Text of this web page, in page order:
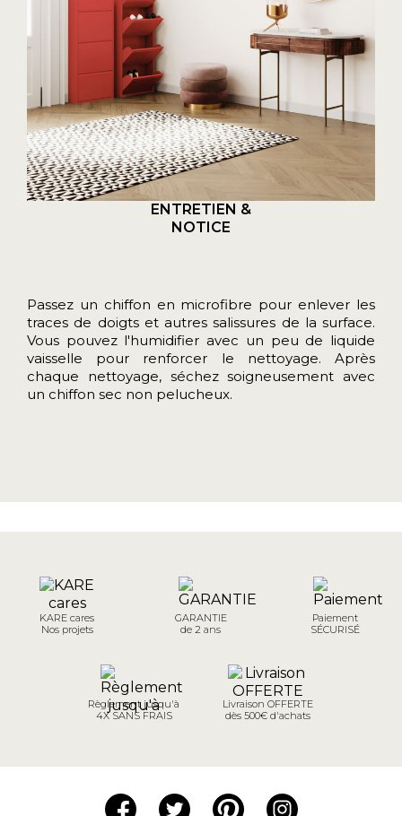
ENTRETIEN &
NOTICE
Passez un chiffon en microfibre pour enlever les
traces de doigts et autres salissures de la surface.
Vous pouvez l'humidifier avec un peu de liquide
vaisselle pour renforcer le nettoyage. Après
chaque nettoyage, séchez soigneusement avec
un chiffon sec non pelucheux.
KARE cares
Nos projets
GARANTIE
de 2 ans
Paiement
SÉCURISÉ
Règlement jusqu'à
4X SANS FRAIS
Livraison OFFERTE
dès 500€ d'achats